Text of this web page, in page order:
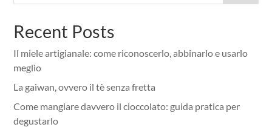
Recent Posts
Il miele artigianale: come riconoscerlo, abbinarlo e usarlo
meglio
La gaiwan, ovvero il tè senza fretta
Come mangiare davvero il cioccolato: guida pratica per
degustarlo